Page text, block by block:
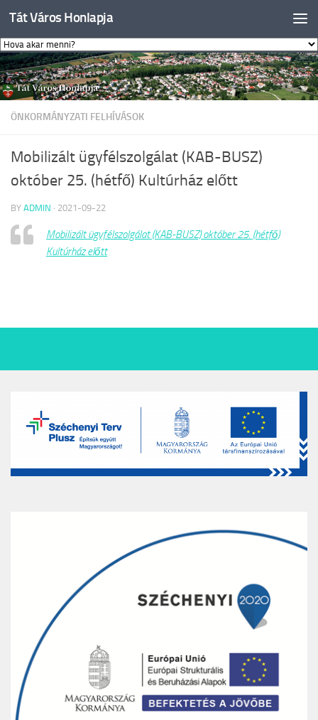
Skip to content
Tát Város Honlapja
ÖNKORMÁNYZATI FELHÍVÁSOK
Mobilizált ügyfélszolgálat (KAB-BUSZ)
október 25. (hétfő) Kultúrház előtt
BY ADMIN · 2021-09-22
Mobilizált ügyfélszolgálat (KAB-BUSZ) október 25. (hétfő)
Kultúrház előtt